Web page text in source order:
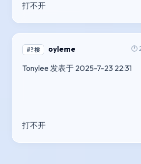
打不开
#? 樓 oyleme 🕐
Tonylee 发表于 2025-7-23 22:31
打不开